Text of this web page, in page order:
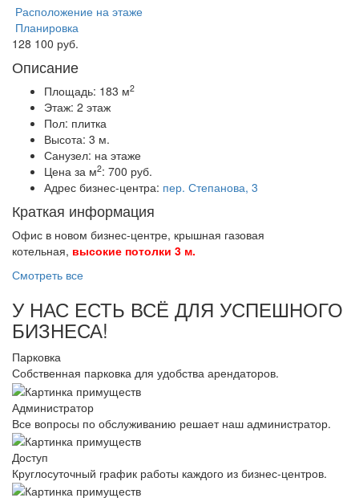
Расположение на этаже
Планировка
128 100 руб.
Описание
Площадь: 183 м2
Этаж: 2 этаж
Пол: плитка
Высота: 3 м.
Санузел: на этаже
Цена за м2: 700 руб.
Адрес бизнес-центра: пер. Степанова, 3
Краткая информация
Офис в новом бизнес-центре, крышная газовая
котельная, высокие потолки 3 м.
Смотреть все
У НАС ЕСТЬ ВСЁ ДЛЯ УСПЕШНОГО
БИЗНЕСА!
Парковка
Собственная парковка для удобства арендаторов.
Администратор
Все вопросы по обслуживанию решает наш администратор.
Доступ
Круглосуточный график работы каждого из бизнес-центров.